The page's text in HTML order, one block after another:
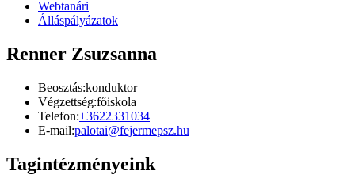
Webtanári
Álláspályázatok
Renner Zsuzsanna
Beosztás:konduktor
Végzettség:főiskola
Telefon:+3622331034
E-mail:palotai@fejermepsz.hu
Tagintézményeink